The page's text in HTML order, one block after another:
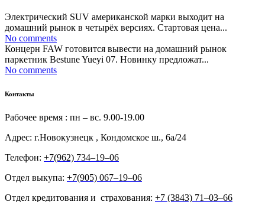
Электрический SUV американской марки выходит на
домашний рынок в четырёх версиях. Стартовая цена...
No comments
Концерн FAW готовится вывести на домашний рынок
паркетник Bestune Yueyi 07. Новинку предложат...
No comments
Контакты
Рабочее время : пн – вс. 9.00-19.00
Адрес: г.Новокузнецк , Кондомское ш., 6а/24
Телефон: +7(962) 734‒19‒06
Отдел выкупа: +7(905) 067‒19‒06
Отдел кредитования и страхования: +7 (3843) 71‒03‒66